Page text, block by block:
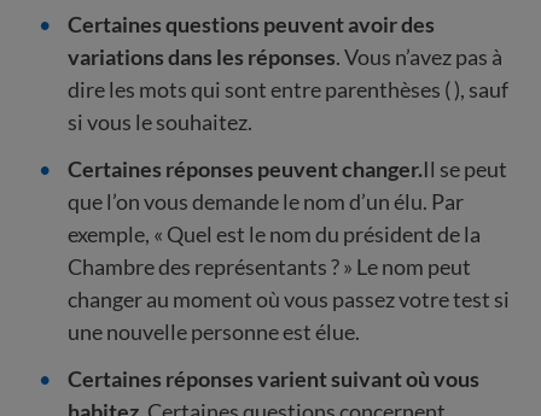
Certaines questions peuvent avoir des
variations dans les réponses. Vous n’avez pas à
dire les mots qui sont entre parenthèses ( ), sauf
si vous le souhaitez.
Certaines réponses peuvent changer.Il se peut
que l’on vous demande le nom d’un élu. Par
exemple, « Quel est le nom du président de la
Chambre des représentants ? » Le nom peut
changer au moment où vous passez votre test si
une nouvelle personne est élue.
Certaines réponses varient suivant où vous